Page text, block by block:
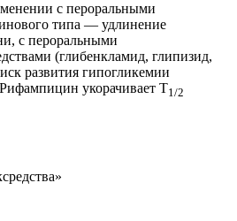
с пероральными
типа — удлинение
с пероральными
(глибенкламид, глипизид,
развития гипогликемии
укорачивает Т1/2